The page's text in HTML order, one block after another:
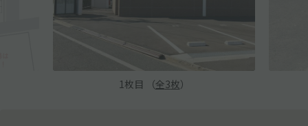
1 枚目 （全3枚）